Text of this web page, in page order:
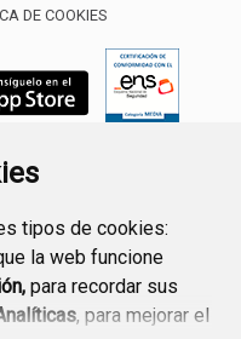
tipos de cookies:
la web funcione
para recordar sus
, para mejorar el
DE COOKIES